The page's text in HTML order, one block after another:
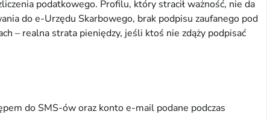
podatkowego. Profilu, który stracił ważność, nie da
do e-Urzędu Skarbowego, brak podpisu zaufanego pod
– realna strata pieniędzy, jeśli ktoś nie zdąży podpisać
do SMS-ów oraz konto e-mail podane podczas